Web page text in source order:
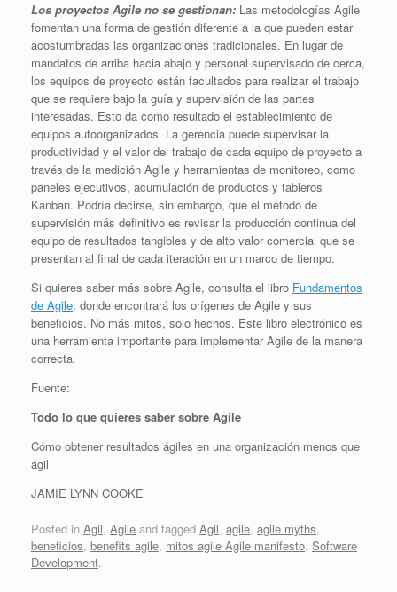
Los proyectos Agile no se gestionan: Las metodologías Agile
fomentan una forma de gestión diferente a la que pueden estar
acostumbradas las organizaciones tradicionales. En lugar de
mandatos de arriba hacia abajo y personal supervisado de cerca,
los equipos de proyecto están facultados para realizar el trabajo
que se requiere bajo la guía y supervisión de las partes
interesadas. Esto da como resultado el establecimiento de
equipos autoorganizados. La gerencia puede supervisar la
productividad y el valor del trabajo de cada equipo de proyecto a
través de la medición Agile y herramientas de monitoreo, como
paneles ejecutivos, acumulación de productos y tableros
Kanban. Podría decirse, sin embargo, que el método de
supervisión más definitivo es revisar la producción continua del
equipo de resultados tangibles y de alto valor comercial que se
presentan al final de cada iteración en un marco de tiempo.
Si quieres saber más sobre Agile, consulta el libro Fundamentos
de Agile, donde encontrará los orígenes de Agile y sus
beneficios. No más mitos, solo hechos. Este libro electrónico es
una herramienta importante para implementar Agile de la manera
correcta.
Fuente:
Todo lo que quieres saber sobre Agile
Cómo obtener resultados ágiles en una organización menos que
ágil
JAMIE LYNN COOKE
Posted in Agil, Agile and tagged Agil, agile, agile myths,
beneficios, benefits agile, mitos agile Agile manifesto, Software
Development.